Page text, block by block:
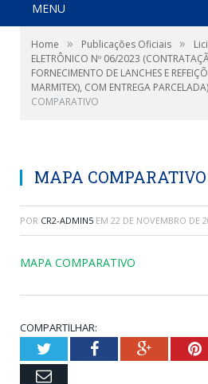
MENU
Home » Publicações Oficiais »
ELETRÔNICO Nº 06/2023
FORNECIMENTO DE LANCHES E
MARMITEX), COM ENTREGA PARCELADA)
COMPARATIVO
MAPA COMPARATIVO
POR CR2-ADMIN5 EM 22 DE NOVEMBRO DE
MAPA COMPARATIVO
COMPARTILHAR:
TwitterFacebookGoogle+
Email